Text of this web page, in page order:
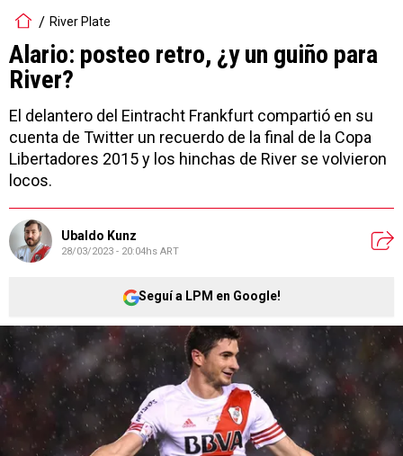
River Plate
Alario: posteo retro, ¿y un guiño para
River?
El delantero del Eintracht Frankfurt compartió en su
cuenta de Twitter un recuerdo de la final de la Copa
Libertadores 2015 y los hinchas de River se volvieron
locos.
Ubaldo Kunz
28/03/2023 - 20:04hs ART
Seguí a LPM en Google!